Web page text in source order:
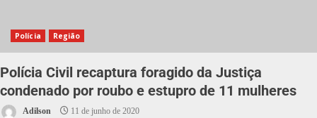
Polícia Região
Polícia Civil recaptura foragido da Justiça
condenado por roubo e estupro de 11 mulheres
Adilson 11 de junho de 2020